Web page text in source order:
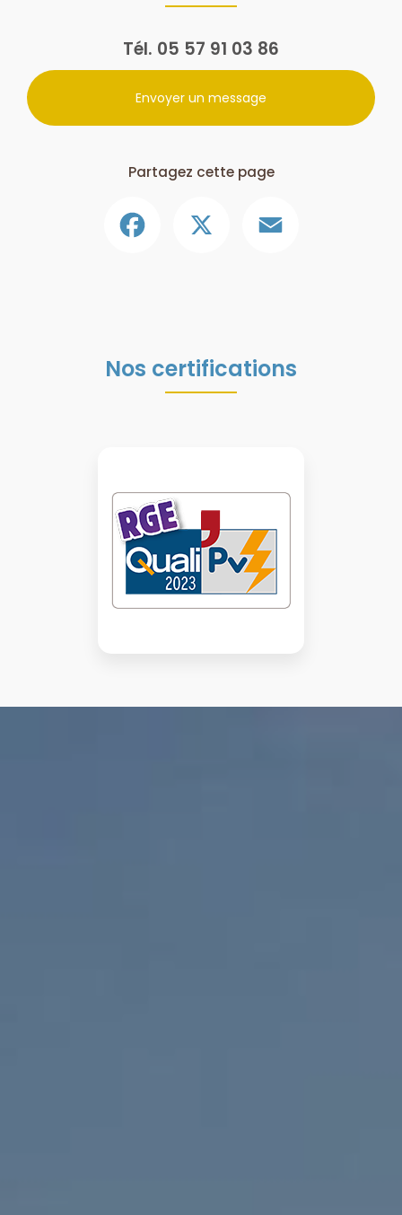
Tél. 05 57 91 03 86
Envoyer un message
Partagez cette page
Nos certifications